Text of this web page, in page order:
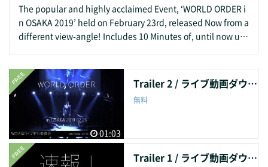
hase, the Video can be Downloaded and Streamed on 'Fil
muy' for 30 days. ・Download to iOS devices like iPhone an
d iPad is NOT supported. Please log in from your PC within
eo is prohibited. ご注意： ・動画購入後、30日間はダウンロ
ードとFilmuy上でのストリーミング再生が可能です。 ・iPho
ne・iPad等のiOS端末では、ストリーミング再生は可能です
が、ダウンロードはできません。購入後30日間のうちに、PC
からログインしてご利用ください。 ・この動画の無断での複
製、改変、転載、再配布および転送等の行為を禁止いたしま
す。
The popular and highly acclaimed Event, ‘WORLD ORDER i
n OSAKA 2019’ held on February 23rd, released Now from a
different view-angle! Includes 10 Minutes of, until now unr
ue rehearsal scenes. And as main feature, the whole first p
art performance, captured by a fix camera from a frontal st
age angle. Enjoy the live atmosphere from the perspective
of a VIP Seat! Ideal for those wanting to study and practice
the complex choreographies. 2019年2月23日に開催された
WORLD ORDER in OSAKA 2019。大好評を博したイベント
を、ひと味違う視点で見られる映像が登場です！ 冒頭は、当
01:03
Trailer 2 / ライブ動画ダウンロード販売・予告編 第二弾
無料
Trailer 1 / ライブ動画ダウンロード販売・予告編 第一弾